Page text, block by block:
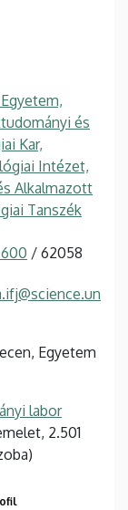
és
Kar,
Intézet,
Alkalmazott
Tanszék
600 / 62058
Egyetem
labor
2.501